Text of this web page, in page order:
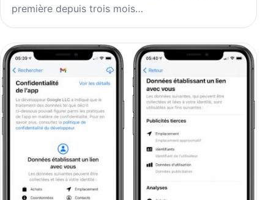
première depuis trois mois…